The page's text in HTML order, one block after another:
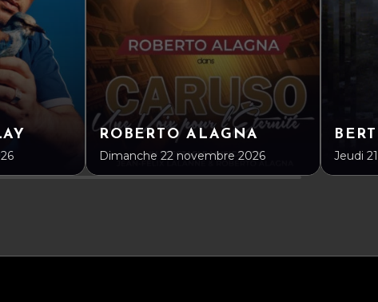
ROBERTO ALAGNA
Dimanche 22 novembre 2026 Jeudi